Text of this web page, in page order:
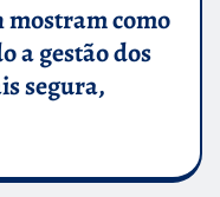
mostram como
a gestão dos
segura,